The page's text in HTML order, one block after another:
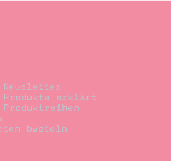
Newsletter
Produkte erklärt
Produktreihen
basteln